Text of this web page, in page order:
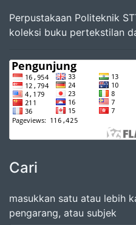
Perpustakaan Politeknik
koleksi buku pertekstilan
Cari
masukkan satu atau lebih
pengarang, atau subjek